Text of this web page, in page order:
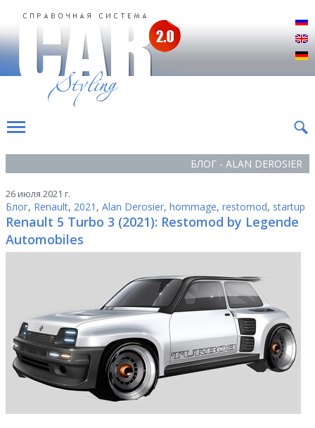
БЛОГ - ALAN DEROSIER
26 июля 2021 г.
Блог, Renault, 2021 , Alan Derosier, hommage, restomod, startup
Renault 5 Turbo 3 (2021): Restomod by Legende
Automobiles